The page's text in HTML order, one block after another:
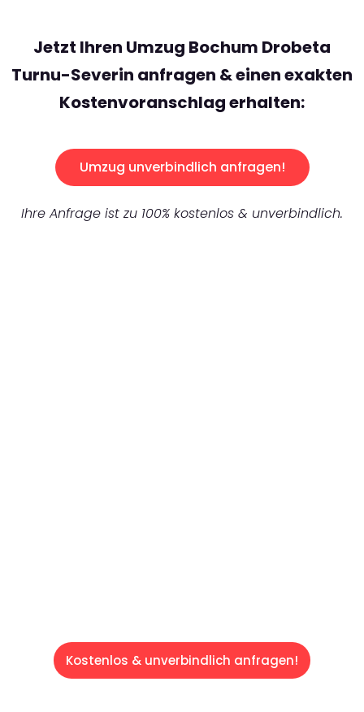
Jetzt Ihren Umzug Bochum Drobeta
Turnu-Severin anfragen & einen exakten
Kostenvoranschlag erhalten:
Umzug unverbindlich anfragen!
Ihre Anfrage ist zu 100% kostenlos & unverbindlich.
Kostenlos & unverbindlich anfragen!